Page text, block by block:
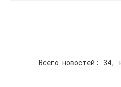
Всего новостей: 34,